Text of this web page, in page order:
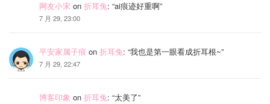
网友小宋 on 折耳兔: “ai痕迹好重啊”
7 月 29, 23:00
平安家属子痕 on 折耳兔: “我也是第一眼看成折耳根~”
7 月 29, 22:47
博客印象 on 折耳兔: “太美了”